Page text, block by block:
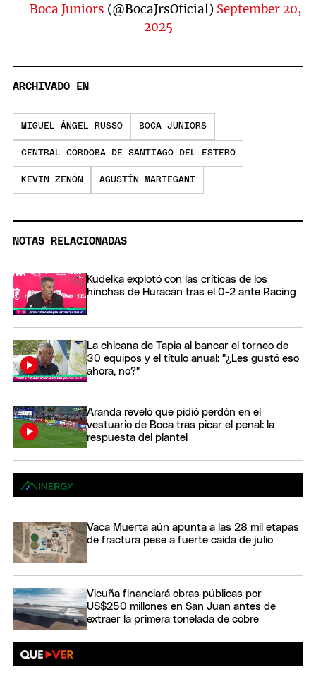
—Boca Juniors (@BocaJrsOficial) September 20,
2025
ARCHIVADO EN
MIGUEL ÁNGEL RUSSO BOCA JUNIORS
CENTRAL CÓRDOBA DE SANTIAGO DEL ESTERO
KEVIN ZENÓN AGUSTÍN MARTEGANI
NOTAS RELACIONADAS
Kudelka explotó con las críticas de los
hinchas de Huracán tras el 0-2 ante Racing
La chicana de Tapia al bancar el torneo de
30 equipos y el título anual: "¿Les gustó eso
ahora, no?"
Aranda reveló que pidió perdón en el
vestuario de Boca tras picar el penal: la
respuesta del plantel
Vaca Muerta aún apunta a las 28 mil etapas
de fractura pese a fuerte caída de julio
Vicuña financiará obras públicas por
US$250 millones en San Juan antes de
extraer la primera tonelada de cobre